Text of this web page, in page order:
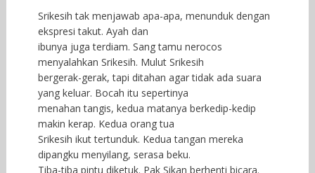
Srikesih tak menjawab apa-apa, menunduk dengan
ekspresi takut. Ayah dan
ibunya juga terdiam. Sang tamu nerocos
menyalahkan Srikesih. Mulut Srikesih
bergerak-gerak, tapi ditahan agar tidak ada suara
yang keluar. Bocah itu sepertinya
menahan tangis, kedua matanya berkedip-kedip
makin kerap. Kedua orang tua
Srikesih ikut tertunduk. Kedua tangan mereka
dipangku menyilang, serasa beku.
Tiba-tiba pintu diketuk. Pak Sikan berhenti bicara.